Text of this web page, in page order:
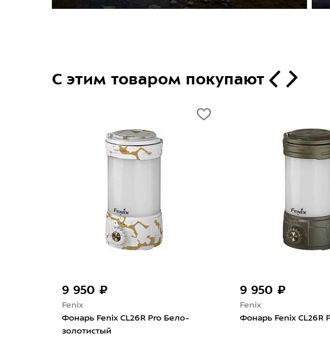
С этим товаром покупают
9 950 ₽
Fenix
Фонарь Fenix CL26R Pro Бело-
золотистый
9 950 ₽
Fenix
Фонарь Fenix CL26R